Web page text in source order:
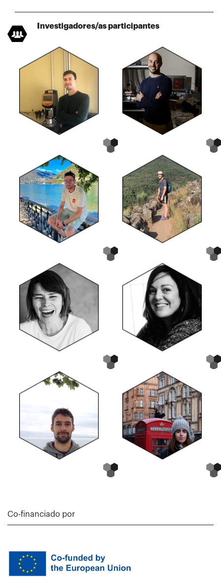
Investigadores/as participantes
Co-financiado por